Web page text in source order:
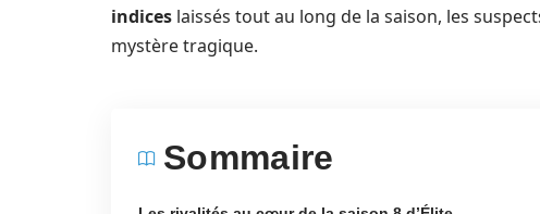
indices laissés tout au long de la saison, les
mystère tragique.
Sommaire